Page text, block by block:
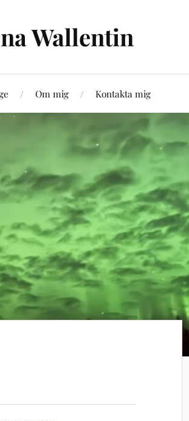
Wallentin
Om mig Kontakta mig